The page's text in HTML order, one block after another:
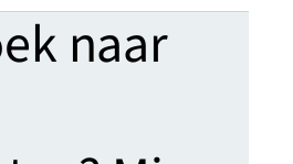
naar